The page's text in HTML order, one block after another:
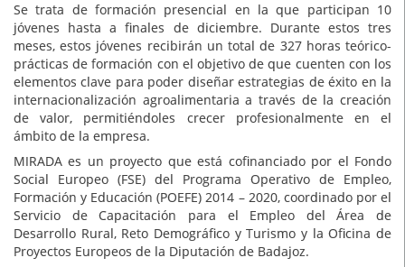
Se trata de formación presencial en la que participan 10
jóvenes hasta a finales de diciembre. Durante estos tres
meses, estos jóvenes recibirán un total de 327 horas teórico-
prácticas de formación con el objetivo de que cuenten con los
elementos clave para poder diseñar estrategias de éxito en la
internacionalización agroalimentaria a través de la creación
de valor, permitiéndoles crecer profesionalmente en el
ámbito de la empresa.
MIRADA es un proyecto que está cofinanciado por el Fondo
Social Europeo (FSE) del Programa Operativo de Empleo,
Formación y Educación (POEFE) 2014 – 2020, coordinado por el
Servicio de Capacitación para el Empleo del Área de
Desarrollo Rural, Reto Demográfico y Turismo y la Oficina de
Proyectos Europeos de la Diputación de Badajoz.